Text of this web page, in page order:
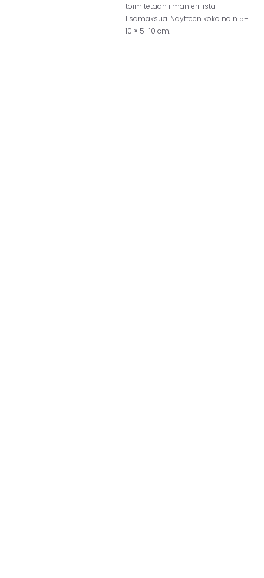
toimitetaan ilman erillistä
lisämaksua. Näytteen koko noin 5–
10 × 5–10 cm.